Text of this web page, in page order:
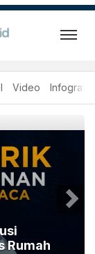
Video Infografik
Rumah